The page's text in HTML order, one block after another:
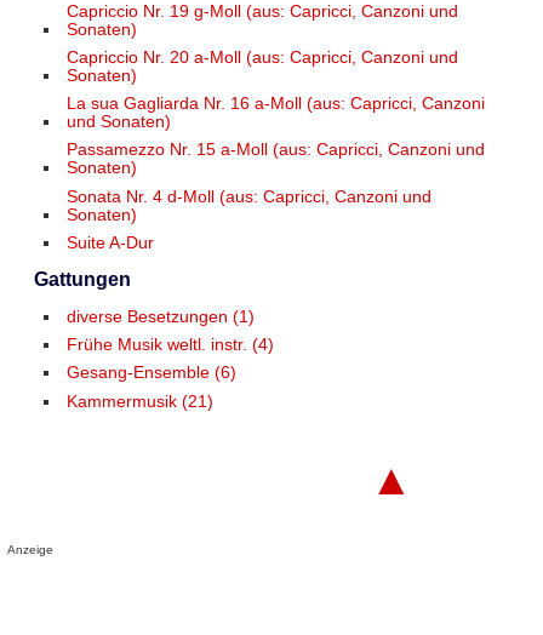
Capriccio Nr. 19 g-Moll (aus: Capricci, Canzoni und
Sonaten)
Capriccio Nr. 20 a-Moll (aus: Capricci, Canzoni und
Sonaten)
La sua Gagliarda Nr. 16 a-Moll (aus: Capricci, Canzoni
und Sonaten)
Passamezzo Nr. 15 a-Moll (aus: Capricci, Canzoni und
Sonaten)
Sonata Nr. 4 d-Moll (aus: Capricci, Canzoni und
Sonaten)
Suite A-Dur
Gattungen
diverse Besetzungen (1)
Frühe Musik weltl. instr. (4)
Gesang-Ensemble (6)
Kammermusik (21)
▲
Anzeige